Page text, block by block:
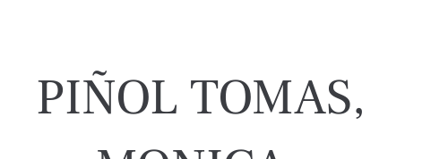
PIÑOL TOMAS,